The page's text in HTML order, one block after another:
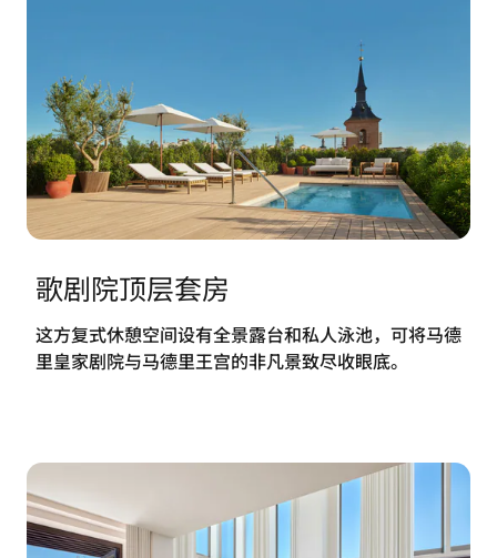
歌剧院顶层套房
这方复式休憩空间设有全景露台和私人泳池，可将马德
里皇家剧院与马德里王宫的非凡景致尽收眼底。